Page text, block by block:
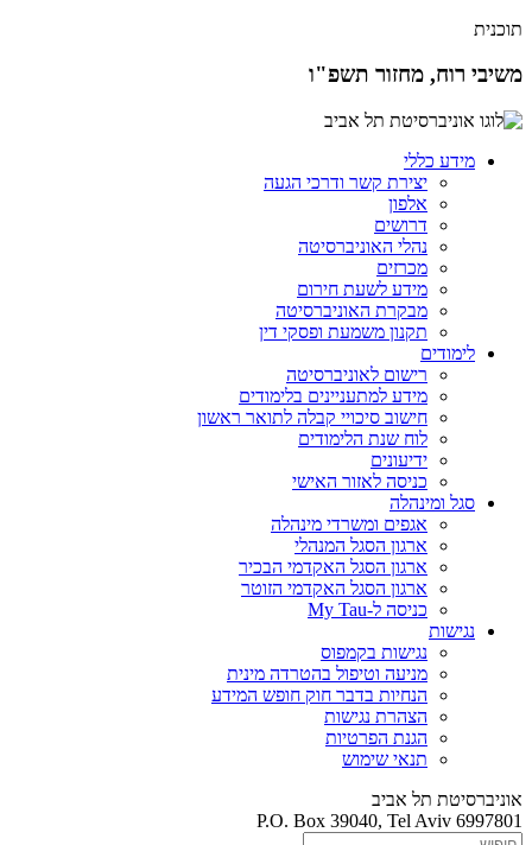
תוכנית
משיבי רוח, מחזור תשפ"ו
מידע כללי
יצירת קשר ודרכי הגעה
אלפון
דרושים
נהלי האוניברסיטה
מכרזים
מידע לשעת חירום
מבקרת האוניברסיטה
תקנון משמעת ופסקי דין
לימודים
רישום לאוניברסיטה
מידע למתעניינים בלימודים
חישוב סיכויי קבלה לתואר ראשון
לוח שנת הלימודים
ידיעונים
כניסה לאזור האישי
סגל ומינהלה
אגפים ומשרדי מינהלה
ארגון הסגל המנהלי
ארגון הסגל האקדמי הבכיר
ארגון הסגל האקדמי הזוטר
כניסה ל-My Tau
נגישות
נגישות בקמפוס
מניעה וטיפול בהטרדה מינית
הנחיות בדבר חוק חופש המידע
הצהרת נגישות
הגנת הפרטיות
תנאי שימוש
אוניברסיטת תל אביב
P.O. Box 39040, Tel Aviv 6997801